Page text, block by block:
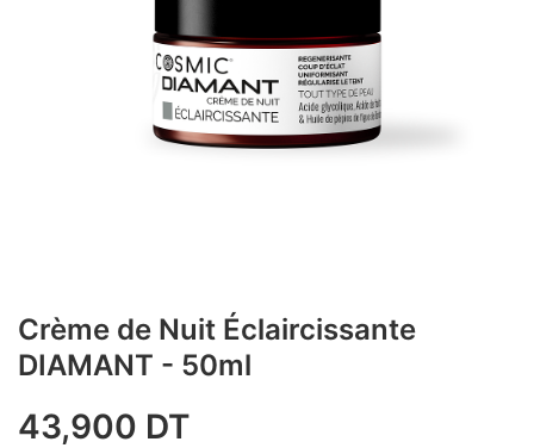
Crème de Nuit Éclaircissante
DIAMANT - 50ml
43,900 DT